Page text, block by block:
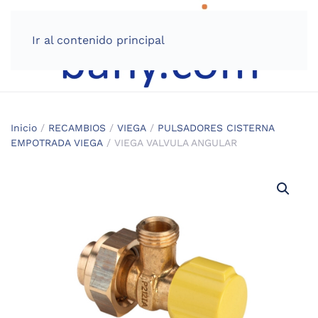
Ir al contenido principal
Inicio / RECAMBIOS / VIEGA / PULSADORES CISTERNA
EMPOTRADA VIEGA / VIEGA VALVULA ANGULAR